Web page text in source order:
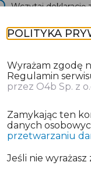
Wczytaj deklarację
POLITYKA
Wyrażam zgodę
Regulamin
przez O4b Sp. z
Zamykając ten
danych
przetwarzaniu
Jeśli nie